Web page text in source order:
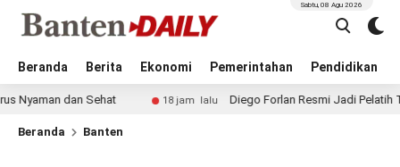
Beranda Berita Ekonomi Pemerintahan Pendidikan
Sabtu, 08 Agu 2026
Sehat 18 jam lalu Diego Forlan Resmi Jadi Pelatih Timnas
Beranda Banten